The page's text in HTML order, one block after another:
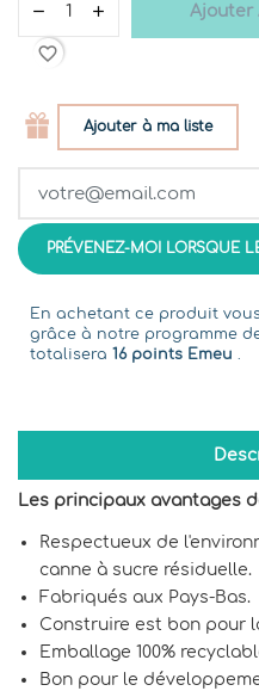
Ajouter
favorite_border
Ajouter à ma liste
PRÉVENEZ-MOI LORSQUE
En achetant ce produit
grâce à notre programme
totalisera 16 points Emeu .
Les principaux avantages
Respectueux de
canne à sucre résiduelle.
Fabriqués aux Pays-Bas.
Construire est bon pour
Emballage 100%
Bon pour le